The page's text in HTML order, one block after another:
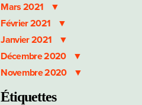
Mars 2021
Février 2021
Janvier 2021
Décembre 2020
Novembre 2020
Étiquettes